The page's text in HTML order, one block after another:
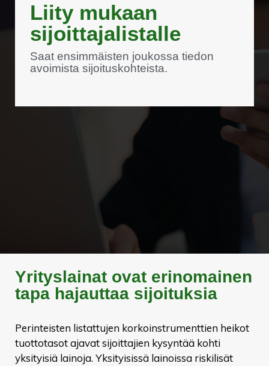
Liity mukaan
sijoittajalistalle
Saat ensimmäisten joukossa tiedon
avoimista sijoituskohteista.
Yrityslainat ovat erinomainen
tapa hajauttaa sijoituksia
Perinteisten listattujen korkoinstrumenttien heikot
tuottotasot ajavat sijoittajien kysyntää kohti
yksityisiä lainoja. Yksityisissä lainoissa riskilisät